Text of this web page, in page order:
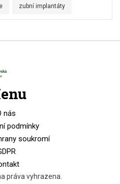
zubní implantáty
nás
podmínky
soukromí
práva vyhrazena.